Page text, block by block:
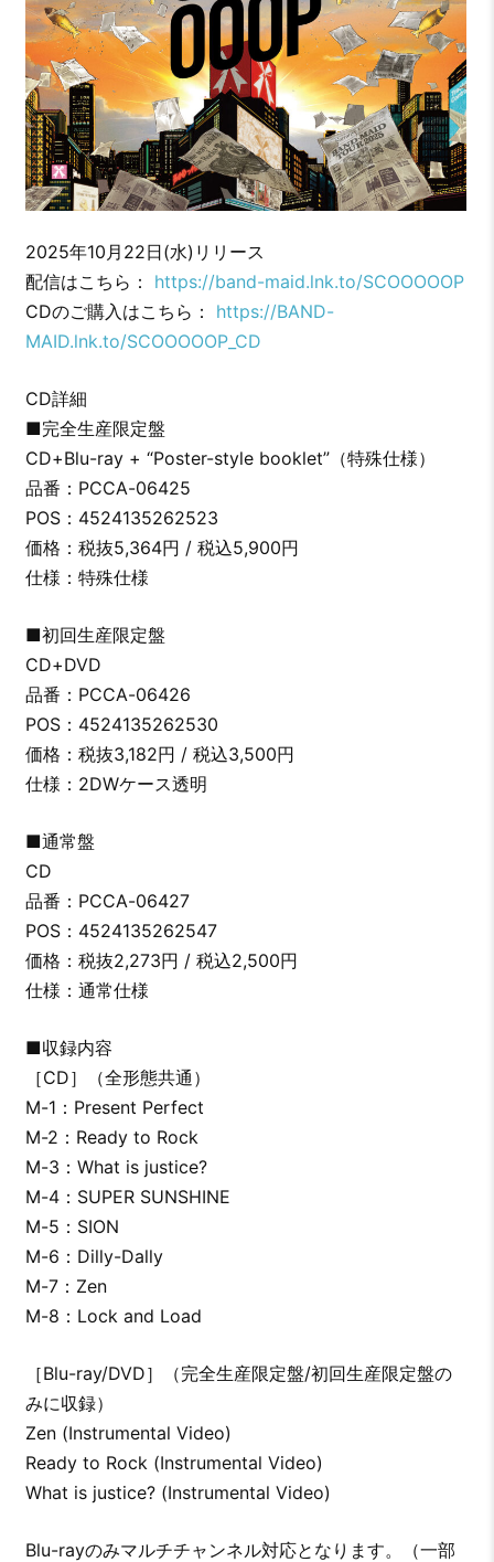
2025年10月22日(水)リリース
配信はこちら： https://band-maid.lnk.to/SCOOOOOP
CDのご購入はこちら： https://BAND-
MAID.lnk.to/SCOOOOOP_CD
CD詳細
■完全生産限定盤
CD+Blu-ray + “Poster-style booklet”（特殊仕様）
品番：PCCA-06425
POS：4524135262523
価格：税抜5,364円 / 税込5,900円
仕様：特殊仕様
■初回生産限定盤
CD+DVD
品番：PCCA-06426
POS：4524135262530
価格：税抜3,182円 / 税込3,500円
仕様：2DWケース透明
■通常盤
CD
品番：PCCA-06427
POS：4524135262547
価格：税抜2,273円 / 税込2,500円
仕様：通常仕様
■収録内容
［CD］（全形態共通）
M-1：Present Perfect
M-2：Ready to Rock
M-3：What is justice?
M-4：SUPER SUNSHINE
M-5：SION
M-6：Dilly-Dally
M-7：Zen
M-8：Lock and Load
［Blu-ray/DVD］（完全生産限定盤/初回生産限定盤の
みに収録）
Zen (Instrumental Video)
Ready to Rock (Instrumental Video)
What is justice? (Instrumental Video)
Blu-rayのみマルチチャンネル対応となります。（一部